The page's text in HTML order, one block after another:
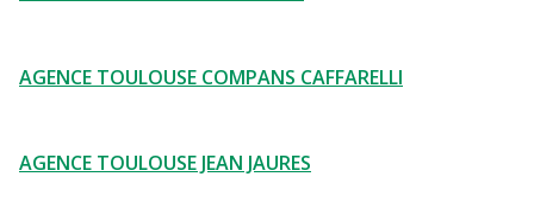
AGENCE TOULOUSE COMPANS CAFFARELLI
AGENCE TOULOUSE JEAN JAURES